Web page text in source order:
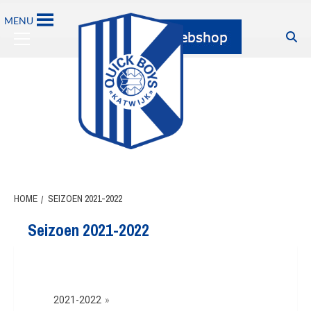
MENU
HOME SEIZOEN 2021-2022
Seizoen 2021-2022
2021-2022 »